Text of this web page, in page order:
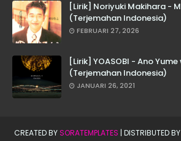
[Lirik] Noriyuki Makihara -
(Terjemahan Indonesia)
FEBRUARI 27, 2026
[Lirik] YOASOBI - Ano
(Terjemahan Indonesia)
JANUARI 26, 2021
CREATED BY SORATEMPLATES | DISTRIBUTED BY